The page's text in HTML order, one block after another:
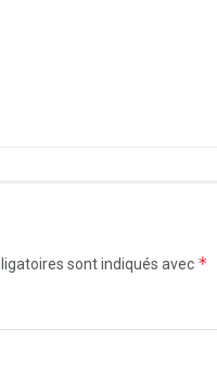
sont indiqués avec *